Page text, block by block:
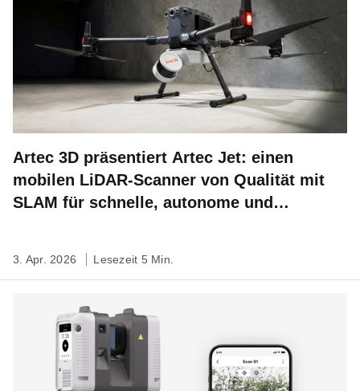
Artec 3D präsentiert Artec Jet: einen
mobilen LiDAR-Scanner von Qualität mit
SLAM für schnelle, autonome und
3. Apr. 2026 Lesezeit 5 Min.